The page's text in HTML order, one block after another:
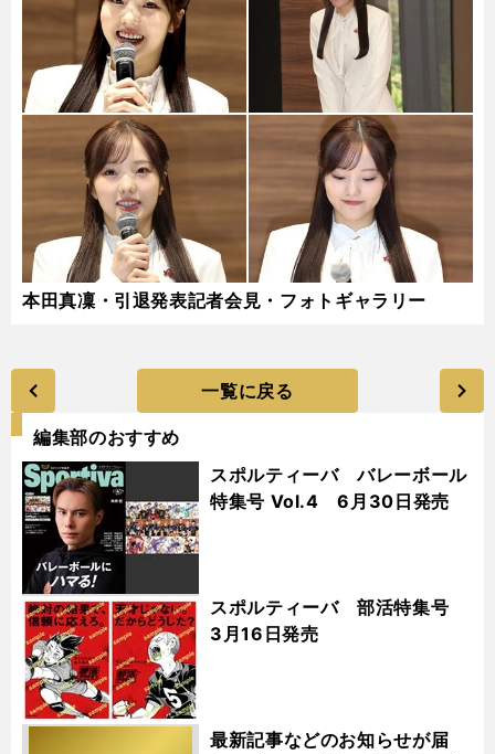
本田真凜・引退発表記者会見・フォトギャラリー
一覧に戻る
編集部のおすすめ
スポルティーバ バレーボール
特集号 Vol.4 6月30日発売
スポルティーバ 部活特集号
3月16日発売
最新記事などのお知らせが届